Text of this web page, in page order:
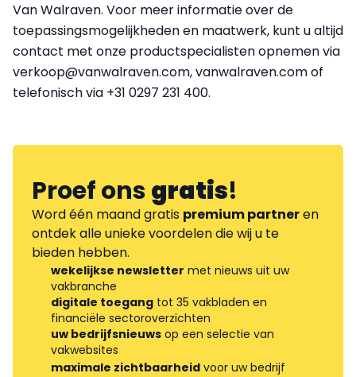
Van Walraven. Voor meer informatie over de
toepassingsmogelijkheden en maatwerk, kunt u altijd
contact met onze productspecialisten opnemen via
verkoop@vanwalraven.com, vanwalraven.com of
telefonisch via +31 0297 231 400.
Proef onsgratis!
Word één maand gratis premium partneren
ontdek alle unieke voordelen die wij u te
bieden hebben.
wekelijkse newsletter met nieuws uit uw
vakbranche
digitale toegang tot 35 vakbladen en
financiële sectoroverzichten
uw bedrijfsnieuws op een selectie van
vakwebsites
maximale zichtbaarheid voor uw bedrijf